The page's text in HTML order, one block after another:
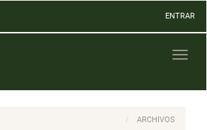
ENTRAR
ARCHIVOS